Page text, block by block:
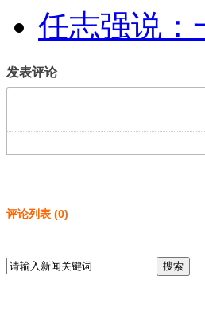
任志强说：
发表评论
评论列表 (0)